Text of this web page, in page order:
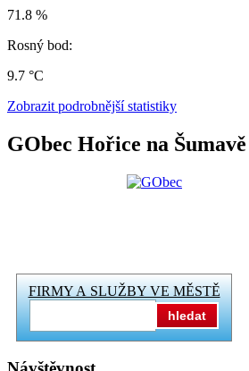
71.8 %
Rosný bod:
9.7 °C
Zobrazit podrobnější statistiky
GObec Hořice na Šumavě
FIRMY A SLUŽBY VE MĚSTĚ
hledat